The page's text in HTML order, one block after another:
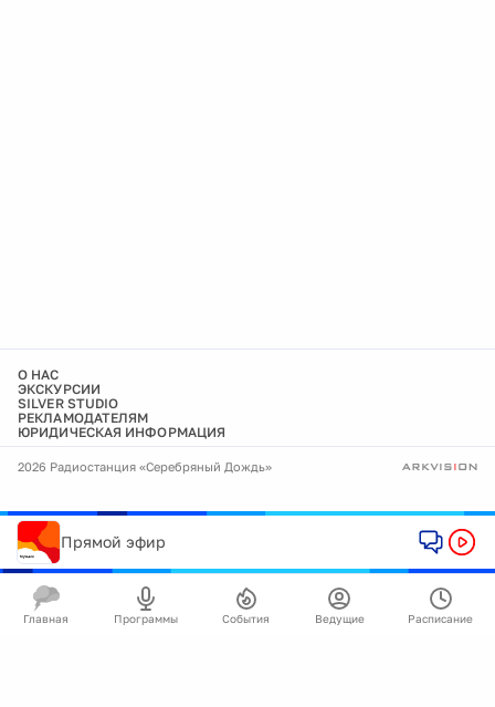
О НАС
ЭКСКУРСИИ
SILVER STUDIO
РЕКЛАМОДАТЕЛЯМ
ЮРИДИЧЕСКАЯ ИНФОРМАЦИЯ
2026 Радиостанция «Серебряный Дождь»
Прямой эфир
Главная Программы События Ведущие Расписание